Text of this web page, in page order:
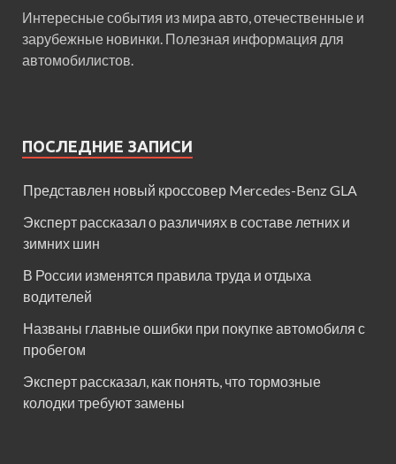
Интересные события из мира авто, отечественные и
зарубежные новинки. Полезная информация для
автомобилистов.
ПОСЛЕДНИЕ ЗАПИСИ
Представлен новый кроссовер Mercedes-Benz GLA
Эксперт рассказал о различиях в составе летних и
зимних шин
В России изменятся правила труда и отдыха
водителей
Названы главные ошибки при покупке автомобиля с
пробегом
Эксперт рассказал, как понять, что тормозные
колодки требуют замены